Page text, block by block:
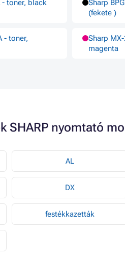
- toner, black
Sharp
(fekete )
- toner,
Sharp
magenta
SHARP nyomtató
AL
DX
festékkazetták